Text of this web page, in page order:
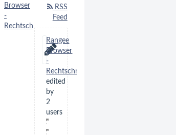
Browser
-
Rechtschreibprüfung
RSS
Feed
Rangee
Browser
-
Rechtschreibprüfung
edited
by
2
users